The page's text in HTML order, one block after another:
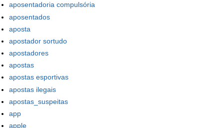
aposentadoria compulsória
aposentados
aposta
apostador sortudo
apostadores
apostas
apostas esportivas
apostas ilegais
apostas_suspeitas
app
apple